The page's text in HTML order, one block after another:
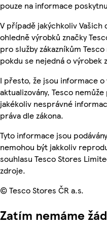
pouze na informace
V případě jakýchkoliv
ohledně výrobků značky
pro služby zákazníkům
pokdu se nejedná o výrobek
I přesto, že jsou informace
aktualizovány, Tesco
jakékoliv nesprávné
práva dle zákona.
Tyto informace jsou
nemohou být jakkoliv
souhlasu Tesco Stores
zdroje.
© Tesco Stores ČR a.s.
Zatím nemáme